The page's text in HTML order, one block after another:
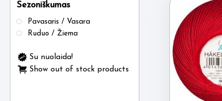
Sezoniškumas
Pavasaris / Vasara
Ruduo / Žiema
Su nuolaida!
Show out of stock products